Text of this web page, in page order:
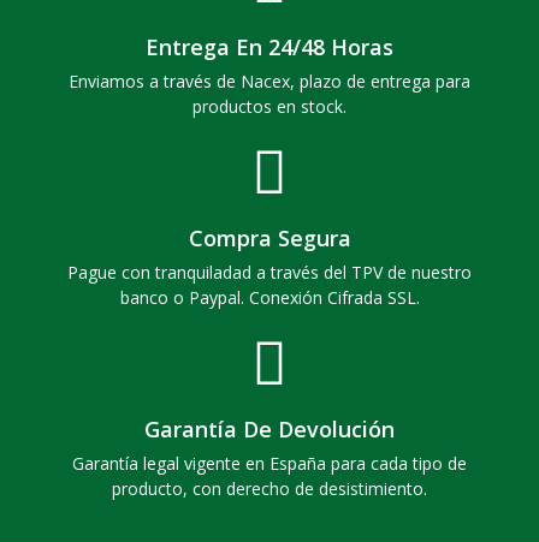
Entrega En 24/48 Horas
Enviamos a través de Nacex, plazo de entrega para
productos en stock.
Compra Segura
Pague con tranquiladad a través del TPV de nuestro
banco o Paypal. Conexión Cifrada SSL.
Garantía De Devolución
Garantía legal vigente en España para cada tipo de
producto, con derecho de desistimiento.